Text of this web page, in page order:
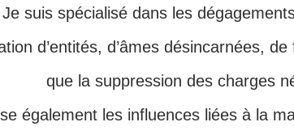
Je suis spécialisé dans les
d’entités, d’âmes désincarnées,
que la suppression des charges
également les influences liées à la